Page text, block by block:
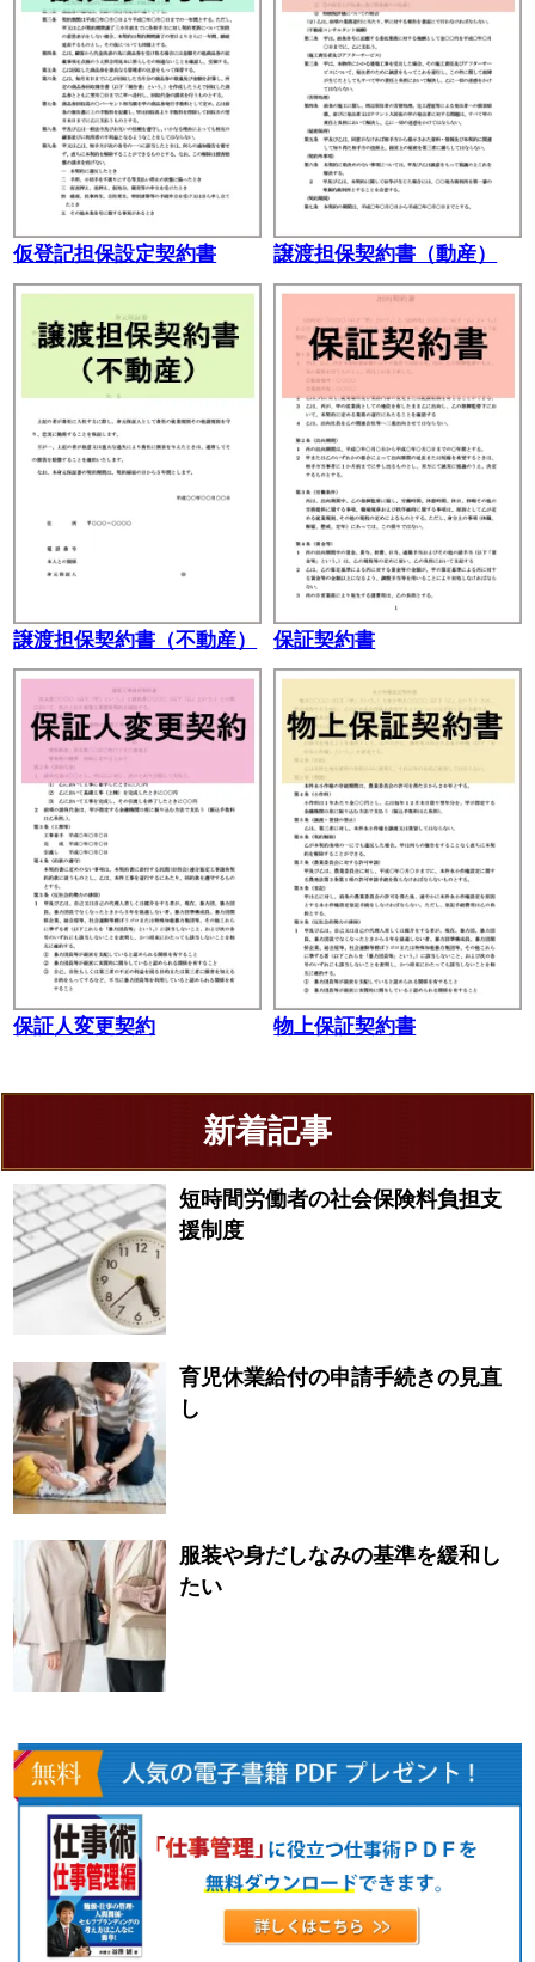
仮登記担保設定契約書 譲渡担保契約書（動産）
譲渡担保契約書（不動産） 保証契約書
保証人変更契約 物上保証契約書
新着記事
短時間労働者の社会保険料負担支
援制度
育児休業給付の申請手続きの見直
し
服装や身だしなみの基準を緩和し
たい